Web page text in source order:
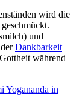
wird die
und
Dankbarkeit
während